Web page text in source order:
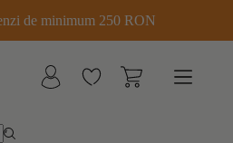
de minimum 250 RON